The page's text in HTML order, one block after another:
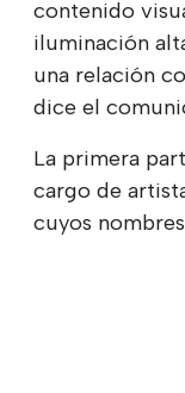
contenido
iluminación
una relación
dice el
La primera
cargo de
cuyos